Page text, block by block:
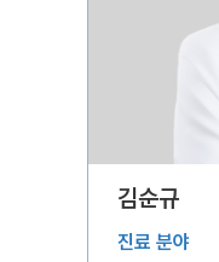
김순규
진료 분야